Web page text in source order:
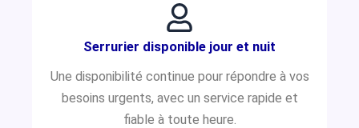
Serrurier disponible jour et nuit
Une disponibilité continue pour répondre à vos
besoins urgents, avec un service rapide et
fiable à toute heure.